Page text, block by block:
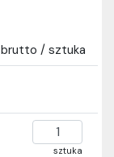
brutto / sztuka
sztuka